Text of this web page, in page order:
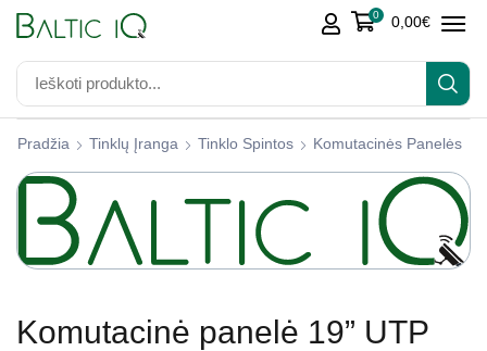
0 0,00€
Pradžia Tinklų Įranga Tinklo Spintos Komutacinės Panelės
Komutacinė panelė 19” UTP